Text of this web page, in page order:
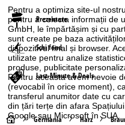
Pentru a optimiza site-ul
pentru a colecta informații de
GmbH, le împărtășim și cu
sunt create pe baza
dispozitivul final și browser.
utilizate pentru analize
produse, publicitate
Pentru aceasta avem nevoie
(revocabil în orice moment),
transferul anumitor date cu
din țări terțe din afara
Google sau Microsoft în SUA.
Prezentare
Schi fond
Last-Minute & Deals
A Germania Harz